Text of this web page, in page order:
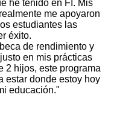
he tenido en FI. Mis
me apoyaron
estudiantes las
éxito.
de rendimiento y
en mis prácticas
2 hijos, este programa
estar donde estoy hoy
educación."